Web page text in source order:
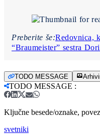
Preberite še:Redovnica,
“Braumeister” sestra
TODO MESSAGE
TODO MESSAGE :
Ključne besede/oznake,
svetniki